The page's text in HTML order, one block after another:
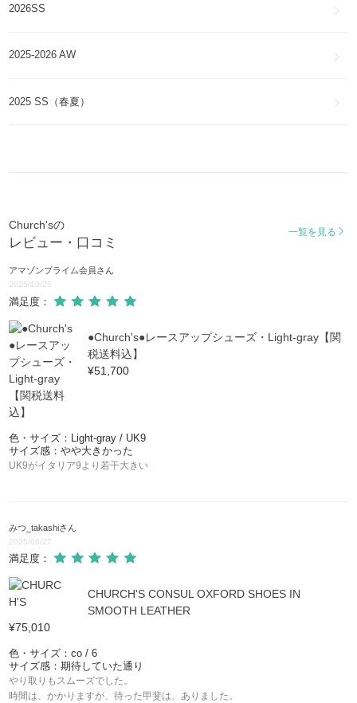
2026SS
2025-2026 AW
2025 SS（春夏）
Church'sの
レビュー・口コミ
一覧を見る
アマゾンプライム会員さん
2025/10/25
満足度：
●Church's●レースアップシューズ・Light-gray【関
税送料込】
¥51,700
色・サイズ：Light-gray / UK9
サイズ感：やや大きかった
UK9がイタリア9より若干大きい
みつ_takashiさん
2025/06/27
満足度：
CHURCH'S CONSUL OXFORD SHOES IN
SMOOTH LEATHER
¥75,010
色・サイズ：co / 6
サイズ感：期待していた通り
やり取りもスムーズでした。
時間は、かかりますが、待った甲斐は、ありました。